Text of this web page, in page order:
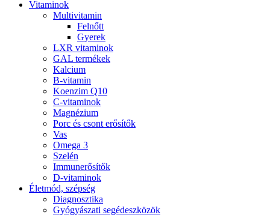
Vitaminok
Multivitamin
Felnőtt
Gyerek
LXR vitaminok
GAL termékek
Kalcium
B-vitamin
Koenzim Q10
C-vitaminok
Magnézium
Porc és csont erősítők
Vas
Omega 3
Szelén
Immunerősítők
D-vitaminok
Életmód, szépség
Diagnosztika
Gyógyászati segédeszközök